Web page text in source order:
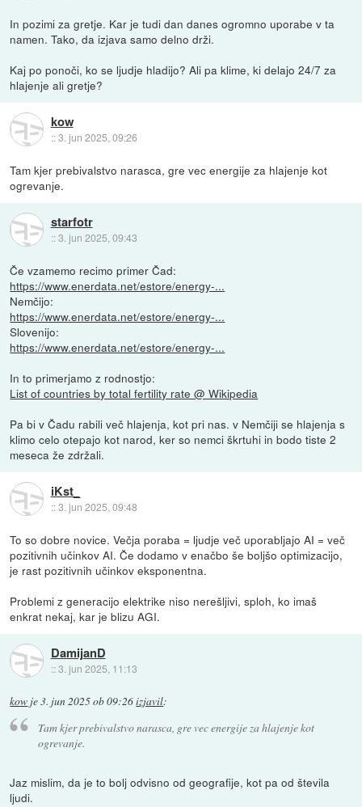
In pozimi za gretje. Kar je tudi dan danes ogromno uporabe v ta
namen. Tako, da izjava samo delno drži.
Kaj po ponoči, ko se ljudje hladijo? Ali pa klime, ki delajo 24/7 za
hlajenje ali gretje?
kow
::3. jun 2025, 09:26
Tam kjer prebivalstvo narasca, gre vec energije za hlajenje kot
ogrevanje.
starfotr
::3. jun 2025, 09:43
Če vzamemo recimo primer Čad:
https://www.enerdata.net/estore/energy-...
Nemčijo:
https://www.enerdata.net/estore/energy-...
Slovenijo:
https://www.enerdata.net/estore/energy-...
In to primerjamo z rodnostjo:
List of countries by total fertility rate @ Wikipedia
Pa bi v Čadu rabili več hlajenja, kot pri nas. v Nemčiji se hlajenja s
klimo celo otepajo kot narod, ker so nemci škrtuhi in bodo tiste 2
meseca že zdržali.
iKst_
::3. jun 2025, 09:48
To so dobre novice. Večja poraba = ljudje več uporabljajo AI = več
pozitivnih učinkov AI. Če dodamo v enačbo še boljšo optimizacijo,
je rast pozitivnih učinkov eksponentna.
Problemi z generacijo elektrike niso nerešljivi, sploh, ko imaš
enkrat nekaj, kar je blizu AGI.
DamijanD
::3. jun 2025, 11:13
kow je3. jun 2025 ob 09:26izjavil:
Tam kjer prebivalstvo narasca, gre vec energije za hlajenje kot
ogrevanje.
Jaz mislim, da je to bolj odvisno od geografije, kot pa od števila
ljudi.